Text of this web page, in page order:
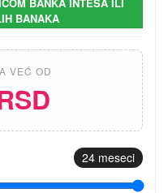
BANAKA
VEĆ OD
24 meseci